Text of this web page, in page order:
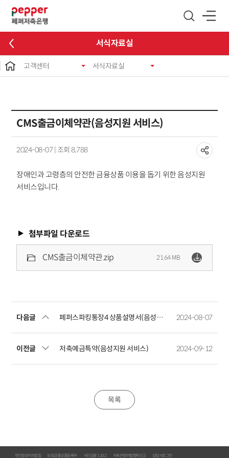
서식자료실
고객센터 서식자료실
CMS출금이체약관(음성지원 서비스)
2024-08-07 | 조회 8,788
장애인과 고령층의 안전한 금융상품 이용을 돕기 위한 음성지원
서비스입니다.
첨부파일 다운로드
CMS출금이체약관.zip 21.64 MB
다음글 페퍼스파킹통장4 상품설명서(음성지원 서비스) 2024-08-07
이전글 저축예금특약(음성지원 서비스) 2024-09-12
목록
개인정보처리방침 보호금융상품등록부 서민금융 1332 저축은행위법행위신고 상담사로그인